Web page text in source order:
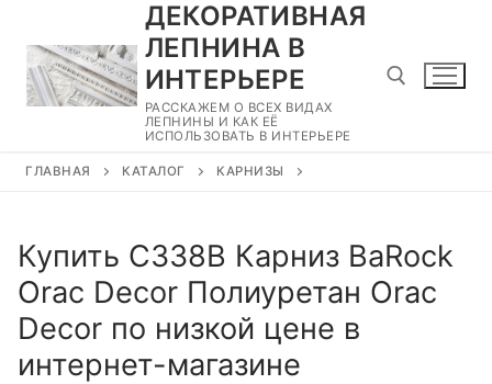
содержимому
ДЕКОРАТИВНАЯ
ЛЕПНИНА В
ИНТЕРЬЕРЕ
РАССКАЖЕМ О ВСЕХ ВИДАХ
ЛЕПНИНЫ И КАК ЕЁ
ИСПОЛЬЗОВАТЬ В ИНТЕРЬЕРЕ
ГЛАВНАЯ КАТАЛОГ КАРНИЗЫ
Купить C338B Карниз BaRock
Orac Decor Полиуретан Orac
Decor по низкой цене в
интернет-магазине